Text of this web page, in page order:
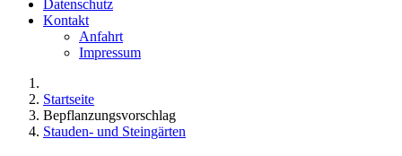
Datenschutz
Kontakt
Anfahrt
Impressum
Startseite
Bepflanzungsvorschlag
Stauden- und Steingärten